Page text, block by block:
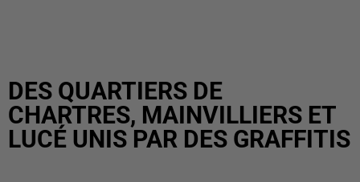
DES QUARTIERS DE
CHARTRES, MAINVILLIERS ET
LUCÉ UNIS PAR DES GRAFFITIS